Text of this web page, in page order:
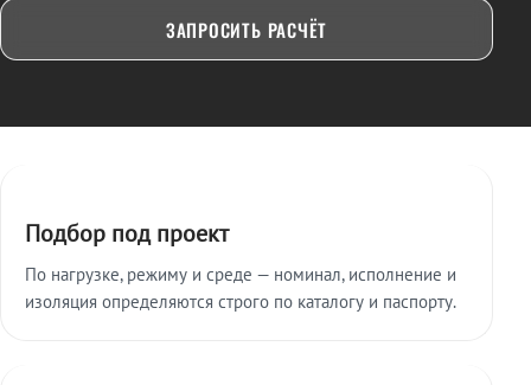
ЗАПРОСИТЬ РАСЧЁТ
Подбор под проект
По нагрузке, режиму и среде — номинал, исполнение и
изоляция определяются строго по каталогу и паспорту.